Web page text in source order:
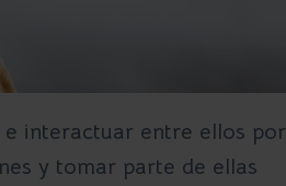
e interactuar entre ellos por
y tomar parte de ellas